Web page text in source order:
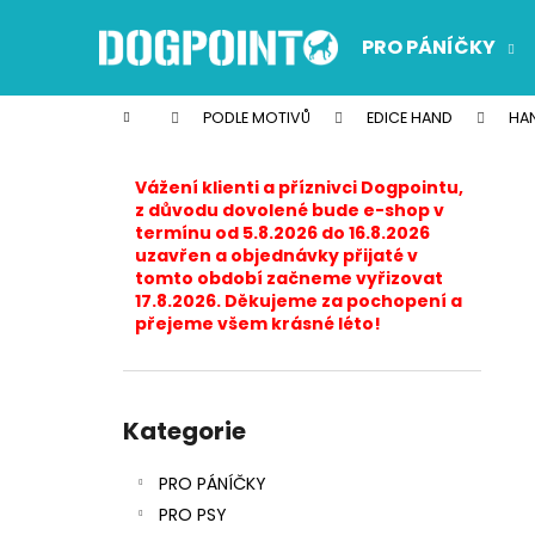
PRO PÁNÍČKY
Domů PODLE MOTIVŮ EDICE HAND
Vážení klienti a příznivci Dogpointu,
z důvodu dovolené bude e-shop v
termínu od 5.8.2026 do 16.8.2026
uzavřen a objednávky přijaté v
tomto období začneme vyřizovat
17.8.2026. Děkujeme za pochopení a
přejeme všem krásné léto!
kategorie
Kategorie
PRO PÁNÍČKY
PRO PSY
í
Zpět
do
Zpět
do